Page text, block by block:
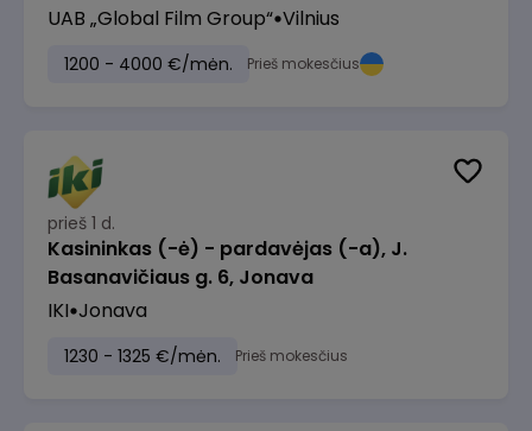
UAB „Global Film Group“ Vilnius
1200 - 4000 €/mėn. Prieš mokesčius
prieš 1 d.
Kasininkas (-ė) - pardavėjas (-a), J.
Basanavičiaus g. 6, Jonava
IKI Jonava
1230 - 1325 €/mėn. Prieš mokesčius